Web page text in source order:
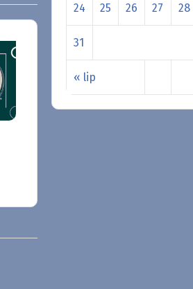
« lip
24 25 26 27 28
31